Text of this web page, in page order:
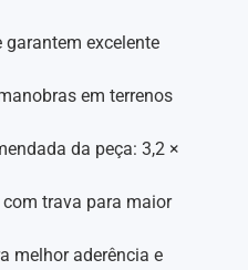
garantem excelente
em terrenos
da peça: 3,2 ×
trava para maior
melhor aderência e